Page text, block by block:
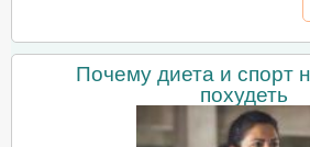
Почему диета и спорт
похудеть